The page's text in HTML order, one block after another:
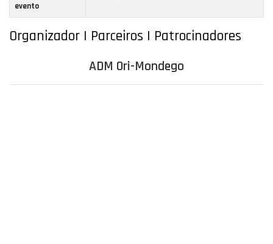
evento
Organizador | Parceiros | Patrocinadores
ADM Ori-Mondego